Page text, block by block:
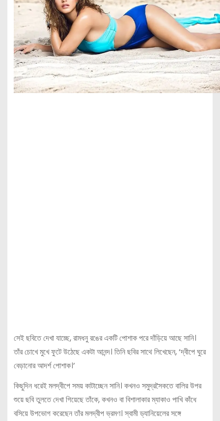
সেই ছবিতে দেখা যাচ্ছে, রামধনু রঙের একটি পোশাক পরে দাঁড়িয়ে আছে সানি।
তাঁর চোখে মুখে ফুটে উঠেছে একটা আনন্দ। তিনি ছবির সাথে লিখেছেন, ‘দ্বীপে ঘুরে
বেড়ানোর আদর্শ পোশাক।’
কিছুদিন ধরেই মলদ্বীপে সময় কাটাচ্ছেন সানি। কখনও সমুদ্রসৈকতে বালির উপর
শুয়ে ছবি তুলতে দেখা গিয়েছে তাঁকে, কখনও বা বিশালাকার ম্যাকাও পাখি কাঁধে
বসিয়ে উপভোগ করেছেন তাঁর মলদ্বীপ ভ্রমণ। স্বামী ড্যানিয়েলের সঙ্গে